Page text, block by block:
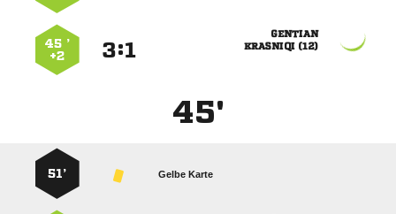

 
:
45 ’
+2
45'
Gelbe Karte
51’